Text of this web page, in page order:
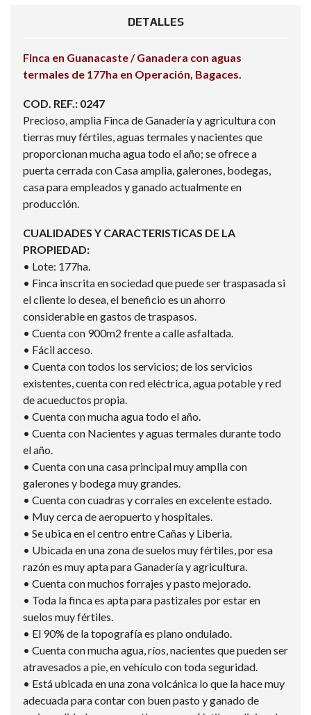
DETALLES
Finca en Guanacaste / Ganadera con aguas
termales de 177ha en Operación, Bagaces.
COD. REF.: 0247
Precioso, amplia Finca de Ganadería y agricultura con
tierras muy fértiles, aguas termales y nacientes que
proporcionan mucha agua todo el año; se ofrece a
puerta cerrada con Casa amplia, galerones, bodegas,
casa para empleados y ganado actualmente en
producción.
CUALIDADES Y CARACTERISTICAS DE LA
PROPIEDAD:
• Lote: 177ha.
• Finca inscrita en sociedad que puede ser traspasada si
el cliente lo desea, el beneficio es un ahorro
considerable en gastos de traspasos.
• Cuenta con 900m2 frente a calle asfaltada.
• Fácil acceso.
• Cuenta con todos los servicios; de los servicios
existentes, cuenta con red eléctrica, agua potable y red
de acueductos propia.
• Cuenta con mucha agua todo el año.
• Cuenta con Nacientes y aguas termales durante todo
el año.
• Cuenta con una casa principal muy amplia con
galerones y bodega muy grandes.
• Cuenta con cuadras y corrales en excelente estado.
• Muy cerca de aeropuerto y hospitales.
• Se ubica en el centro entre Cañas y Liberia.
• Ubicada en una zona de suelos muy fértiles, por esa
razón es muy apta para Ganadería y agricultura.
• Cuenta con muchos forrajes y pasto mejorado.
• Toda la finca es apta para pastizales por estar en
suelos muy fértiles.
• El 90% de la topografía es plano ondulado.
• Cuenta con mucha agua, ríos, nacientes que pueden ser
atravesados a pie, en vehículo con toda seguridad.
• Está ubicada en una zona volcánica lo que la hace muy
adecuada para contar con buen pasto y ganado de